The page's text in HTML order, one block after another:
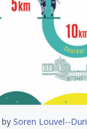
by Soren Louvel--